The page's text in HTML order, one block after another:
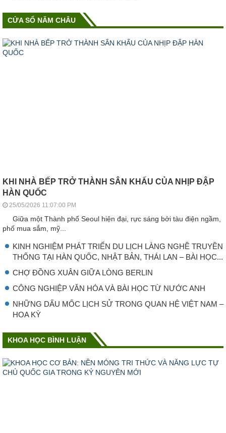
CỬA SỔ NĂM CHÂU
KHI NHÀ BẾP TRỞ THÀNH SÂN KHẤU CỦA NHỊP ĐẬP
HÀN QUỐC
25/05/2026 11:07:00 PM
Giữa một Thành phố Seoul hiện đại, rực sáng bởi tàu điện ngầm,
phố mua sắm, mỹ...
KINH NGHIỆM PHÁT TRIỂN DU LỊCH LÀNG NGHỀ TRUYỀN
THỐNG TẠI HÀN QUỐC, NHẬT BẢN, THÁI LAN – BÀI HỌC...
CHỢ ĐỒNG XUÂN GIỮA LÒNG BERLIN
CÔNG NGHIỆP VǍN HÓA VÀ BÀI HỌC TỪ NƯỚC ANH
NHỮNG DẤU MỐC LỊCH SỬ TRONG QUAN HỆ VIỆT NAM –
HOA KỲ
KHOA HỌC BÌNH LUẬN